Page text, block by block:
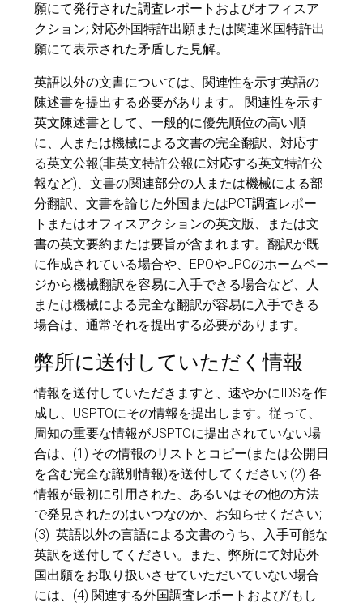
願にて発行された調査レポートおよびオフィスア
クション; 対応外国特許出願または関連米国特許出
願にて表示された矛盾した見解。
英語以外の文書については、関連性を示す英語の
陳述書を提出する必要があります。 関連性を示す
英文陳述書として、一般的に優先順位の高い順
に、人または機械による文書の完全翻訳、対応す
る英文公報(非英文特許公報に対応する英文特許公
報など)、文書の関連部分の人または機械による部
分翻訳、文書を論じた外国またはPCT調査レポー
トまたはオフィスアクションの英文版、または文
書の英文要約または要旨が含まれます。翻訳が既
に作成されている場合や、EPOやJPOのホームペー
ジから機械翻訳を容易に入手できる場合など、人
または機械による完全な翻訳が容易に入手できる
場合は、通常それを提出する必要があります。
弊所に送付していただく情報
情報を送付していただきますと、速やかにIDSを作
成し、USPTOにその情報を提出します。従って、
周知の重要な情報がUSPTOに提出されていない場
合は、(1) その情報のリストとコピー(または公開日
を含む完全な識別情報)を送付してください; (2) 各
情報が最初に引用された、あるいはその他の方法
で発見されたのはいつなのか、お知らせください;
(3) 英語以外の言語による文書のうち、入手可能な
英訳を送付してください。また、弊所にて対応外
国出願をお取り扱いさせていただいていない場合
には、(4) 関連する外国調査レポートおよび/もし